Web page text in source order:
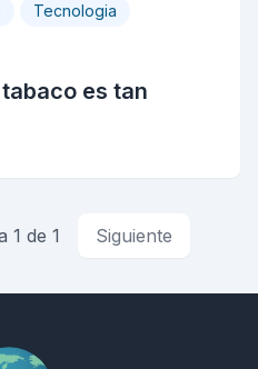
Tecnologia
es tan
1 de 1 Siguiente